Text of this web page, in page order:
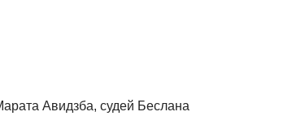
Авидзба, судей Беслана